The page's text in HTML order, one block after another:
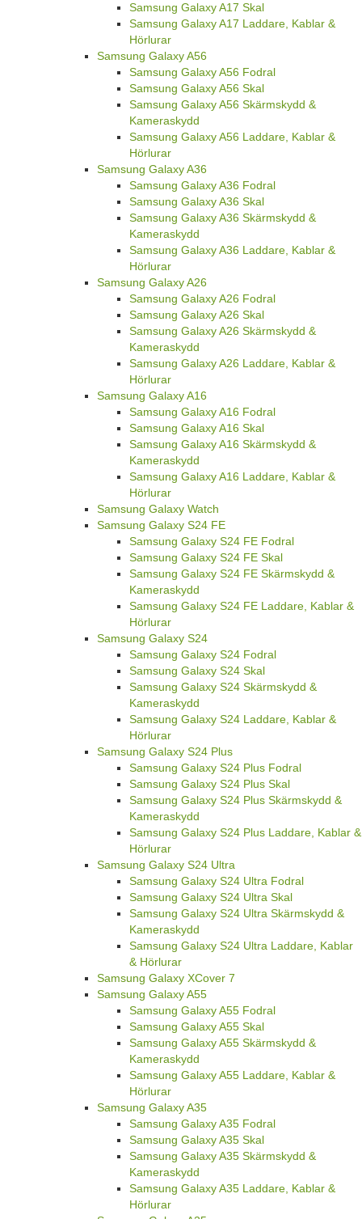
Samsung Galaxy A17 Skal
Samsung Galaxy A17 Laddare, Kablar &
Hörlurar
Samsung Galaxy A56
Samsung Galaxy A56 Fodral
Samsung Galaxy A56 Skal
Samsung Galaxy A56 Skärmskydd &
Kameraskydd
Samsung Galaxy A56 Laddare, Kablar &
Hörlurar
Samsung Galaxy A36
Samsung Galaxy A36 Fodral
Samsung Galaxy A36 Skal
Samsung Galaxy A36 Skärmskydd &
Kameraskydd
Samsung Galaxy A36 Laddare, Kablar &
Hörlurar
Samsung Galaxy A26
Samsung Galaxy A26 Fodral
Samsung Galaxy A26 Skal
Samsung Galaxy A26 Skärmskydd &
Kameraskydd
Samsung Galaxy A26 Laddare, Kablar &
Hörlurar
Samsung Galaxy A16
Samsung Galaxy A16 Fodral
Samsung Galaxy A16 Skal
Samsung Galaxy A16 Skärmskydd &
Kameraskydd
Samsung Galaxy A16 Laddare, Kablar &
Hörlurar
Samsung Galaxy Watch
Samsung Galaxy S24 FE
Samsung Galaxy S24 FE Fodral
Samsung Galaxy S24 FE Skal
Samsung Galaxy S24 FE Skärmskydd &
Kameraskydd
Samsung Galaxy S24 FE Laddare, Kablar &
Hörlurar
Samsung Galaxy S24
Samsung Galaxy S24 Fodral
Samsung Galaxy S24 Skal
Samsung Galaxy S24 Skärmskydd &
Kameraskydd
Samsung Galaxy S24 Laddare, Kablar &
Hörlurar
Samsung Galaxy S24 Plus
Samsung Galaxy S24 Plus Fodral
Samsung Galaxy S24 Plus Skal
Samsung Galaxy S24 Plus Skärmskydd &
Kameraskydd
Samsung Galaxy S24 Plus Laddare, Kablar &
Hörlurar
Samsung Galaxy S24 Ultra
Samsung Galaxy S24 Ultra Fodral
Samsung Galaxy S24 Ultra Skal
Samsung Galaxy S24 Ultra Skärmskydd &
Kameraskydd
Samsung Galaxy S24 Ultra Laddare, Kablar
& Hörlurar
Samsung Galaxy XCover 7
Samsung Galaxy A55
Samsung Galaxy A55 Fodral
Samsung Galaxy A55 Skal
Samsung Galaxy A55 Skärmskydd &
Kameraskydd
Samsung Galaxy A55 Laddare, Kablar &
Hörlurar
Samsung Galaxy A35
Samsung Galaxy A35 Fodral
Samsung Galaxy A35 Skal
Samsung Galaxy A35 Skärmskydd &
Kameraskydd
Samsung Galaxy A35 Laddare, Kablar &
Hörlurar